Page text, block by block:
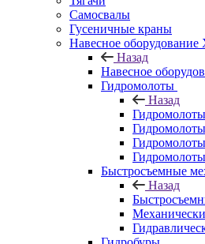
Самосвалы
Гусеничные краны
Навесное оборудование
Назад
Навесное
Гидромолоты
Назад
Гидромолоты
Быстросъемные
Назад